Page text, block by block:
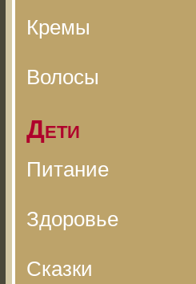
Кремы
Волосы
Дети
Питание
Здоровье
Сказки